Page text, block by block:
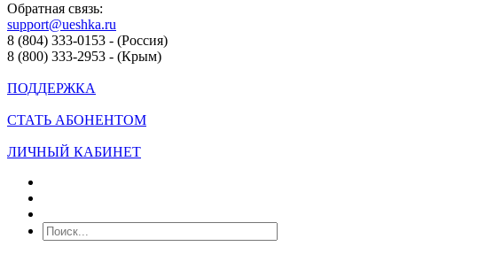
Обратная связь:
support@ueshka.ru
8 (804) 333-0153 - (Россия)
8 (800) 333-2953 - (Крым)
ПОДДЕРЖКА
СТАТЬ АБОНЕНТОМ
ЛИЧНЫЙ КАБИНЕТ